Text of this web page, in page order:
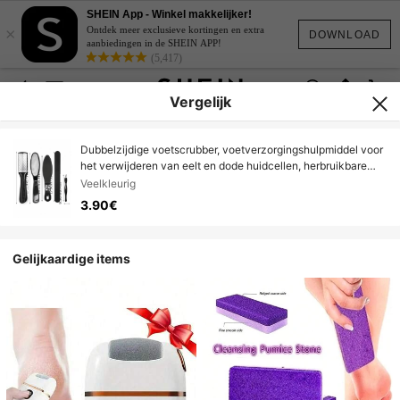
DOWNLOAD
×
SHEIN App - Winkel makkelijker!
Ontdek meer exclusieve kortingen en extra
aanbiedingen in de SHEIN APP!
(5,417)
Vergelijk
Dubbelzijdige voetscrubber, voetverzorgingshulpmiddel voor
het verwijderen van eelt en dode huidcellen, herbruikbare
voetvijl voor gladde en zachte voeten.
Veelkleurig
3.90€
Gelijkaardige items